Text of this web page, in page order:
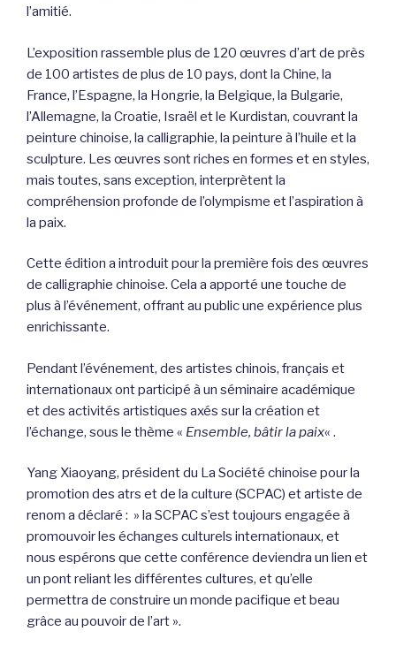
l’amitié.
L’exposition rassemble plus de 120 œuvres d’art de près
de 100 artistes de plus de 10 pays, dont la Chine, la
France, l’Espagne, la Hongrie, la Belgique, la Bulgarie,
l’Allemagne, la Croatie, Israël et le Kurdistan, couvrant la
peinture chinoise, la calligraphie, la peinture à l’huile et la
sculpture. Les œuvres sont riches en formes et en styles,
mais toutes, sans exception, interprètent la
compréhension profonde de l’olympisme et l’aspiration à
la paix.
Cette édition a introduit pour la première fois des œuvres
de calligraphie chinoise. Cela a apporté une touche de
plus à l’événement, offrant au public une expérience plus
enrichissante.
Pendant l’événement, des artistes chinois, français et
internationaux ont participé à un séminaire académique
et des activités artistiques axés sur la création et
l’échange, sous le thème « Ensemble, bâtir la paix« .
Yang Xiaoyang, président du La Société chinoise pour la
promotion des atrs et de la culture (SCPAC) et artiste de
renom a déclaré : » la SCPAC s’est toujours engagée à
promouvoir les échanges culturels internationaux, et
nous espérons que cette conférence deviendra un lien et
un pont reliant les différentes cultures, et qu’elle
permettra de construire un monde pacifique et beau
grâce au pouvoir de l’art ».